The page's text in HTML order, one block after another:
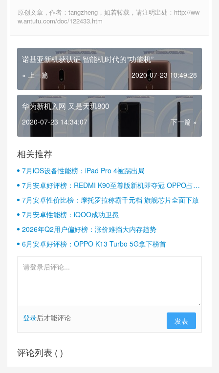
原创文章，作者：tangzheng，如若转载，请注明出处：http://ww
w.antutu.com/doc/122433.htm
诺基亚新机获认证 智能机时代的“功能机”
« 上一篇 2020-07-23 10:49:28
华为新机入网 又是天玑800
2020-07-23 14:34:07 下一篇 »
相关推荐
7月iOS设备性能榜：iPad Pro 4被踢出局
7月安卓好评榜：REDMI K90至尊版新机即夺冠 OPPO占据
半壁江山
7月安卓性价比榜：摩托罗拉称霸千元档 旗舰芯片全面下放
7月安卓性能榜：iQOO成功卫冕
2026年Q2用户偏好榜：涨价难挡大内存趋势
6月安卓好评榜：OPPO K13 Turbo 5G拿下榜首
登录后才能评论 发表
评论列表 ( )